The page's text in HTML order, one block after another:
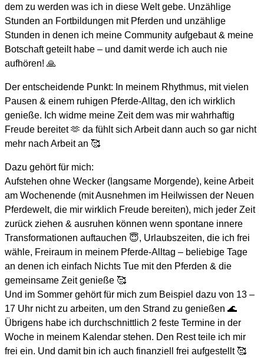
dem zu werden was ich in diese Welt gebe. Unzählige
Stunden an Fortbildungen mit Pferden und unzählige
Stunden in denen ich meine Community aufgebaut & meine
Botschaft geteilt habe – und damit werde ich auch nie
aufhören! 🙏
Der entscheidende Punkt: In meinem Rhythmus, mit vielen
Pausen & einem ruhigen Pferde-Alltag, den ich wirklich
genieße. Ich widme meine Zeit dem was mir wahrhaftig
Freude bereitet 🫶 da fühlt sich Arbeit dann auch so gar nicht
mehr nach Arbeit an 🥰
Dazu gehört für mich:
Aufstehen ohne Wecker (langsame Morgende), keine Arbeit
am Wochenende (mit Ausnehmen im Heilwissen der Neuen
Pferdewelt, die mir wirklich Freude bereiten), mich jeder Zeit
zurück ziehen & ausruhen können wenn spontane innere
Transformationen auftauchen 😇, Urlaubszeiten, die ich frei
wähle, Freiraum in meinem Pferde-Alltag – beliebige Tage
an denen ich einfach Nichts Tue mit den Pferden & die
gemeinsame Zeit genieße 🥰
Und im Sommer gehört für mich zum Beispiel dazu von 13 –
17 Uhr nicht zu arbeiten, um den Strand zu genießen 🌊
Übrigens habe ich durchschnittlich 2 feste Termine in der
Woche in meinem Kalendar stehen. Den Rest teile ich mir
frei ein. Und damit bin ich auch finanziell frei aufgestellt 🥰